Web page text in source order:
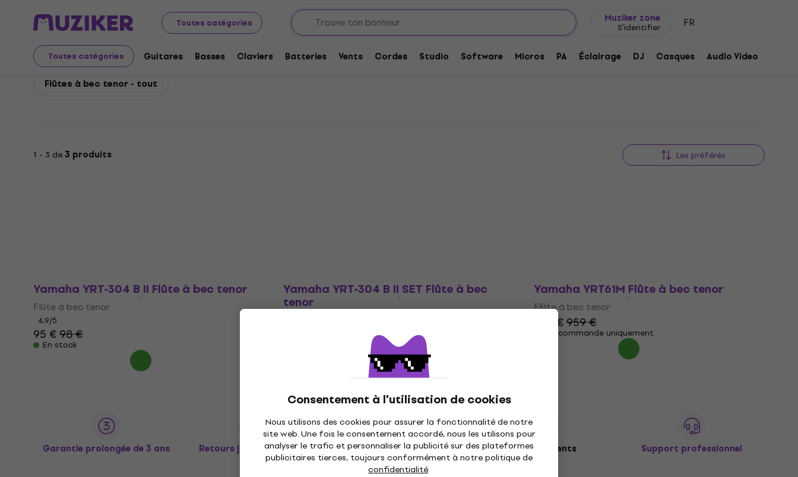
Toutes catégories
Muziker zone
S'identifier FR
Toutes catégories Guitares Basses Claviers Batteries Vents Cordes Studio Software Micros PA Éclairage DJ Casques Audio Video
Consentement à l'utilisation de cookies
Nous utilisons des cookies pour assurer la fonctionnalité de notre
site web. Une fois le consentement accordé, nous les utilisons pour
analyser le trafic et personnaliser la publicité sur des plateformes
publicitaires tierces, toujours conformément à notre politique de
confidentialité.
Yamaha Vents Flûtes à bec Yamaha Flûtes à bec tenor
Yamaha Flûtes à bec tenor
Flûtes à bec tenor - tout
1 - 3 de3 produits Les préférés
Yamaha YRT-304 B II Flûte à bec tenor
Flûte à bec tenor
4,9/5
95 €98 €
En stock
Yamaha YRT-304 B II SET Flûte à bec
tenor
Yamaha YRT61M Flûte à bec tenor
Flûte à bec tenor
929 €959 €
Sur commande uniquement
Garantie prolongée de 3 ans Retours jusqu’à 30 jours Livraison gratuitede 249 € 3M+ de clients Support professionnel